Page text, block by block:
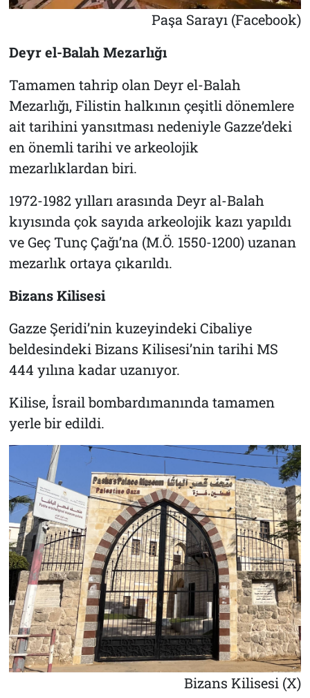
Paşa Sarayı (Facebook)
Deyr el-Balah Mezarlığı
Tamamen tahrip olan Deyr el-Balah
Mezarlığı, Filistin halkının çeşitli dönemlere
ait tarihini yansıtması nedeniyle Gazze’deki
en önemli tarihi ve arkeolojik
mezarlıklardan biri.
1972-1982 yılları arasında Deyr al-Balah
kıyısında çok sayıda arkeolojik kazı yapıldı
ve Geç Tunç Çağı’na (M.Ö. 1550-1200) uzanan
mezarlık ortaya çıkarıldı.
Bizans Kilisesi
Gazze Şeridi’nin kuzeyindeki Cibaliye
beldesindeki Bizans Kilisesi’nin tarihi MS
444 yılına kadar uzanıyor.
Kilise, İsrail bombardımanında tamamen
yerle bir edildi.
Bizans Kilisesi (X)